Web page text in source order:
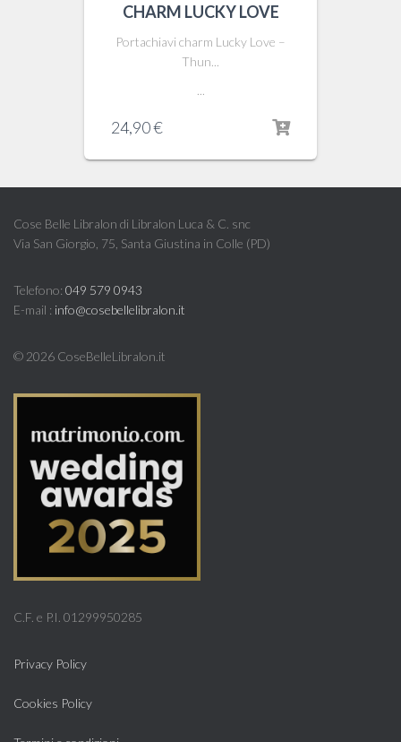
CHARM LUCKY LOVE
Portachiavi charm Lucky Love –
Thun...
24,90€
Cose Belle Libralon di Libralon Luca & C. snc
Via San Giorgio, 75, Santa Giustina in Colle (PD)
Telefono: 049 579 0943
E-mail : info@cosebellelibralon.it
© 2026 CoseBelleLibralon.it
C.F. e P.I. 01299950285
Privacy Policy
Cookies Policy